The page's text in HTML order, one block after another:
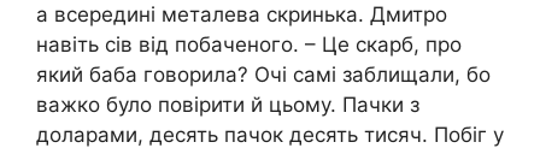
а всередині металева скринька. Дмитро
навіть сів від побаченого. – Це скарб, про
який баба говорила? Очі самі заблищали, бо
важко було повірити й цьому. Пачки з
доларами, десять пачок десять тисяч. Побіг у